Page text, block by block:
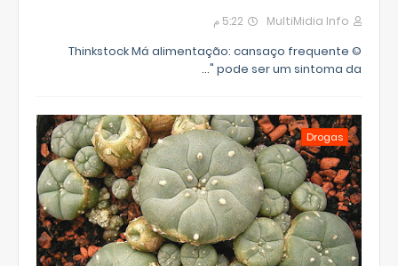
MultiMidia Info 5:22 م
© Thinkstock Má alimentação: cansaço frequente
pode ser um sintoma da "…
Drogas